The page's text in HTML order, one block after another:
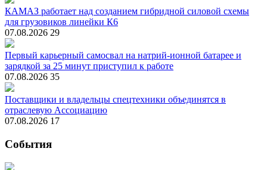
КАМАЗ работает над созданием гибридной силовой схемы
для грузовиков линейки К6
07.08.2026 29
Первый карьерный самосвал на натрий-ионной батарее и
зарядкой за 25 минут приступил к работе
07.08.2026 35
Поставщики и владельцы спецтехники объединятся в
отраслевую Ассоциацию
07.08.2026 17
События